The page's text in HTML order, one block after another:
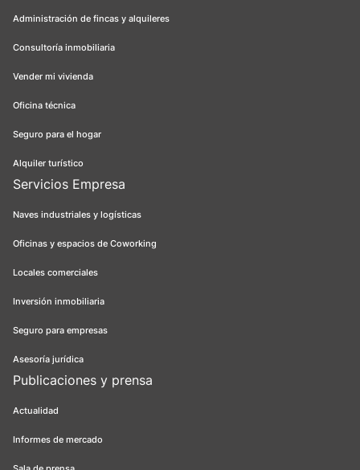
Administración de fincas y alquileres
Consultoría inmobiliaria
Vender mi vivienda
Oficina técnica
Seguro para el hogar
Alquiler turístico
Servicios Empresa
Naves industriales y logísticas
Oficinas y espacios de Coworking
Locales comerciales
Inversión inmobiliaria
Seguro para empresas
Asesoría jurídica
Publicaciones y prensa
Actualidad
Informes de mercado